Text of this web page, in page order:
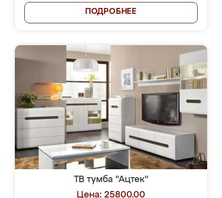
ПОДРОБНЕЕ
ТВ тумба "Ацтек"
Цена: 25800.00